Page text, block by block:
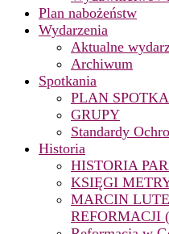
Plan nabożeństw
Wydarzenia
Aktualne
Archiwum
Spotkania
PLAN
GRUPY
Standardy
Historia
HISTORIA
KSIĘGI
MARCIN
REFORMACJI